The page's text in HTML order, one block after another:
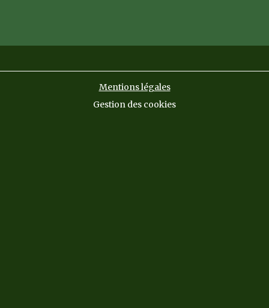
Mentions légales
Gestion des cookies